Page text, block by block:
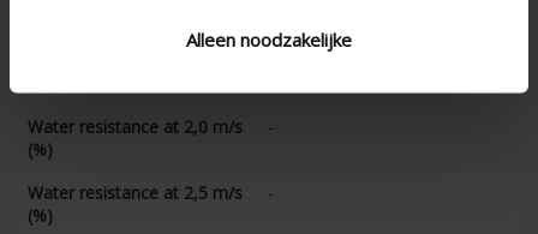
Alleen noodzakelijke
Water resistance at 2,0 m/s
(%)
-
Water resistance at 2,5 m/s
(%)
-